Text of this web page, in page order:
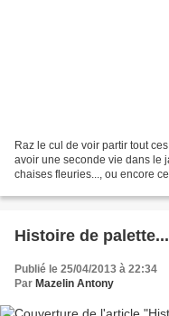
Raz le cul de voir partir tout
avoir une seconde vie dans le
chaises fleuries..., ou encore
Histoire de palette...
Publié le 25/04/2013 à 22:34
Par Mazelin Antony